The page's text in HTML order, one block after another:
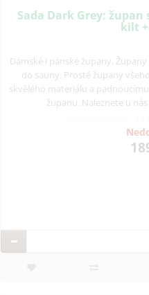
Sada Dark Grey:
kilt
Dámské i pánské župany.
do sauny. Prostě župany
skvělého materiálu a
županu. Naleznete u